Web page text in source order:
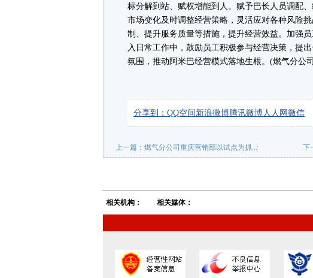
标分解到站、赋权增能到人。赋予巴长人员调配
市场变化及时调整经营策略，灵活应对各种风险
制、提升服务质量等措施，提升经营效益。加强
入日常工作中，鼓励员工积极参与经营决策，提
氛围，推动阿米巴经营模式落地生根。(燃气分公
分享到： QQ空间 新浪微博腾讯微博人人网 微信
上一篇： 燃气分公司重庆营销部以试点为抓... 下
相关机构： 相关媒体：